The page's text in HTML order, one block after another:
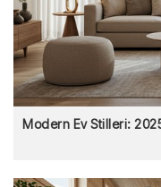
Modern Ev Stilleri: